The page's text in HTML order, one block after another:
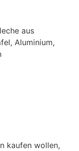
aus
Aluminium,
kaufen wollen,